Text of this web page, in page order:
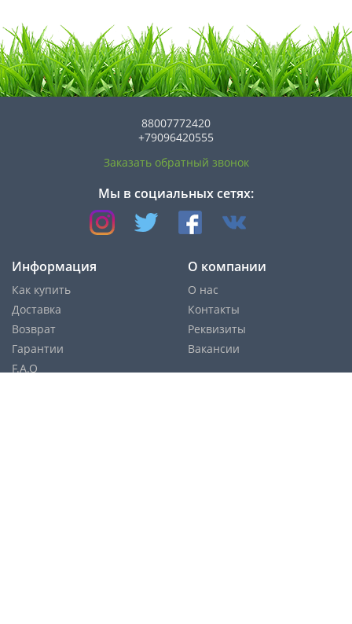
88007772420
+79096420555
Заказать обратный звонок
Мы в социальных сетях:
Информация
Как купить
Доставка
Возврат
Гарантии
F.A.Q
О компании
О нас
Контакты
Реквизиты
Вакансии